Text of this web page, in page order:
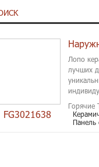
FG3021638
Лопо
лучших
Горячие
Панель